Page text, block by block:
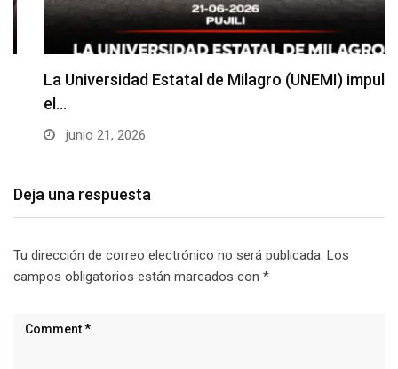
La Universidad Estatal de Milagro (UNEMI) impulsa
junio 21, 2026
Deja una respuesta
Tu dirección de correo electrónico no será publicada. Los
campos obligatorios están marcados con *